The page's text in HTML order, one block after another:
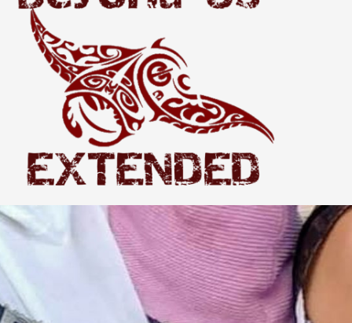
THE WORLD BEYOND US
Extended